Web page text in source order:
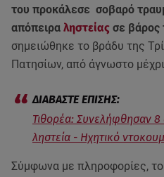
του προκάλεσε σοβαρό
απόπειρα ληστείας σε βάρος
σημειώθηκε το βράδυ της
Πατησίων, από άγνωστο
Τιθορέα: Συνελήφθησαν 8
ληστεία - Ηχητικό
Σύμφωνα με πληροφορίες,